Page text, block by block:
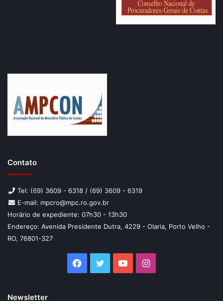
Contato
Tel: (69) 3609 - 6318 / (69) 3609 - 6319
E-mail: mpcro@mpc.ro.gov.br
Horário de expediente: 07h30 - 13h30
Endereço: Avenida Presidente Dutra, 4229 - Olaria, Porto Velho -
RO, 76801-327
Facebook
TwitterYouTubeInstagram
Newsletter